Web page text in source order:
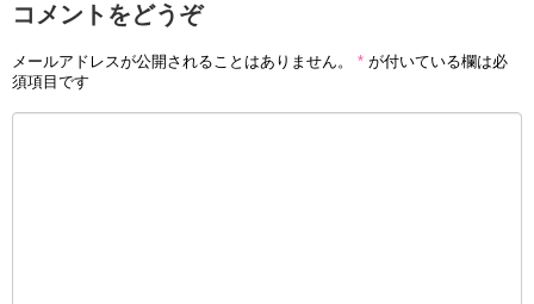
コメントをどうぞ
メールアドレスが公開されることはありません。 * が付いている欄は必
須項目です